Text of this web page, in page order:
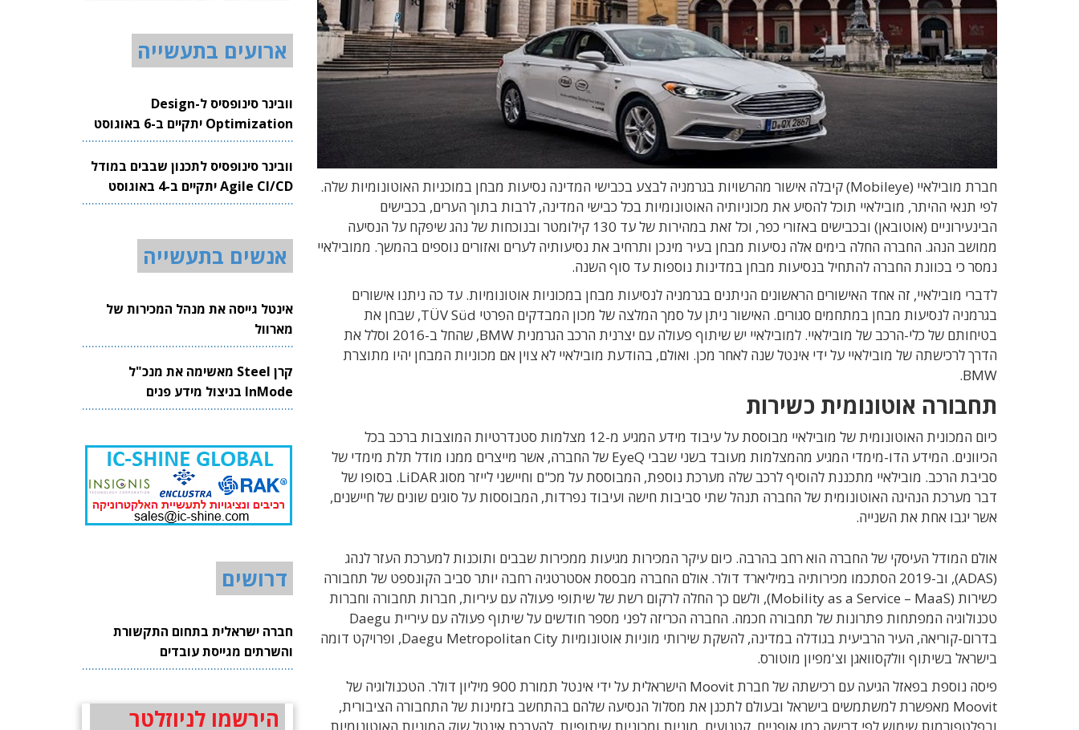
חברת מובילאיי (Mobileye) קיבלה אישור מהרשויות בגרמניה לבצע בכבישי המדינה נסיעות מבחן במוכניות האוטונומיות שלה.
לפי תנאי ההיתר, מובילאיי תוכל להסיע את מכוניותיה האוטונומיות בכל כבישי המדינה, לרבות בתוך הערים, בכבישים
הבינעירוניים (אוטובאן) ובכבישים באזורי כפר, וכל זאת במהירות של עד 130 קילומטר ובנוכחות של נהג שיפקח על הנסיעה
ממושב הנהג. החברה החלה בימים אלה נסיעות מבחן בעיר מינכן ותרחיב את נסיעותיה לערים ואזורים נוספים בהמשך. ממובילאיי
נמסר כי בכוונת החברה להתחיל בנסיעות מבחן במדינות נוספות עד סוף השנה.
לדברי מובילאיי, זה אחד האישורים הראשונים הניתנים בגרמניה לנסיעות מבחן במכוניות אוטונומיות. עד כה ניתנו אישורים
בגרמניה לנסיעות מבחן במתחמים סגורים. האישור ניתן על סמך המלצה של מכון המבדקים הפרטי TÜV Süd, שבחן את
בטיחותם של כלי-הרכב של מובילאיי. למובילאיי יש שיתוף פעולה עם יצרנית הרכב הגרמנית BMW, שהחל ב-2016 וסלל את
הדרך לרכישתה של מובילאיי על ידי אינטל שנה לאחר מכן. ואולם, בהודעת מובילאיי לא צוין אם מכוניות המבחן יהיו מתוצרת
BMW.
תחבורה אוטונומית כשירות
כיום המכונית האוטונומית של מובילאיי מבוססת על עיבוד מידע המגיע מ-12 מצלמות סטנדרטיות המוצבות ברכב בכל
הכיוונים. המידע הדו-מימדי המגיע מהמצלמות מעובד בשני שבבי EyeQ של החברה, אשר מייצרים ממנו מודל תלת מימדי של
סביבת הרכב. מובילאיי מתכננת להוסיף לרכב שלה מערכת נוספת, המבוססת על מכ"ם וחיישני לייזר מסוג LiDAR. בסופו של
דבר מערכת הנהיגה האוטונומית של החברה תנהל שתי סביבות חישה ועיבוד נפרדות, המבוססות על סוגים שונים של חיישנים,
אשר יגבו אחת את השנייה.
אולם המודל העיסקי של החברה הוא רחב בהרבה. כיום עיקר המכירות מגיעות ממכירות שבבים ותוכנות למערכת העזר לנהג
(ADAS), וב-2019 הסתכמו מכירותיה במיליארד דולר. אולם החברה מבססת אסטרטגיה רחבה יותר סביב הקונספט של תחבורה
כשירות (Mobility as a Service – MaaS), ולשם כך החלה לרקום רשת של שיתופי פעולה עם עיריות, חברות תחבורה וחברות
טכנולוגיה המפתחות פתרונות של תחבורה חכמה. החברה הכריזה לפני מספר חודשים על שיתוף פעולה עם עיריית Daegu
בדרום-קוריאה, העיר הרביעית בגודלה במדינה, להשקת שירותי מוניות אוטונומיות Daegu Metropolitan City, ופרויקט דומה
בישראל בשיתוף וולקסוואגן וצ'מפיון מוטורס.
פיסה נוספת בפאזל הגיעה עם רכישתה של חברת Moovit הישראלית על ידי אינטל תמורת 900 מיליון דולר. הטכנולוגיה של
Moovit מאפשרת למשתמשים בישראל ובעולם לתכנן את מסלול הנסיעה שלהם בהתחשב בזמינות של התחבורה הציבורית,
ארועים בתעשייה
וובינר סינופסיס ל-Design
Optimization יתקיים ב-6 באוגוסט
2026
וובינר סינופסיס לתכנון שבבים במודל
Agile CI/CD יתקיים ב-4 באוגוסט
2026
אנשים בתעשייה
אינטל גייסה את מנהל המכירות של
מארוול
קרן Steel מאשימה את מנכ"ל
InMode בניצול מידע פנים
דרושים
חברה ישראלית בתחום התקשורת
והשרתים מגייסת עובדים
הירשמו לניוזלטר